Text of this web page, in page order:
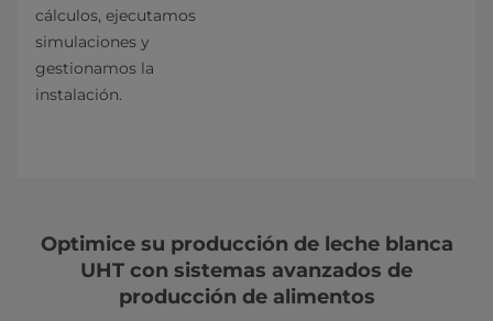
cálculos, ejecutamos
simulaciones y
gestionamos la
instalación.
Optimice su producción de leche blanca
UHT con sistemas avanzados de
producción de alimentos